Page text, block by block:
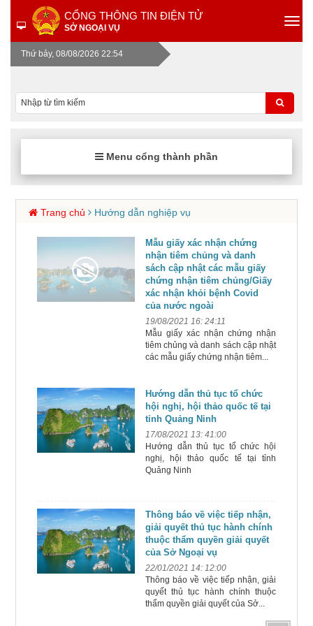
CỔNG THÔNG TIN ĐIỆN TỬ
SỞ NGOẠI VỤ
Thứ bảy, 08/08/2026 22:55
Menu cổng thành phần
Trang chủ Hướng dẫn nghiệp vụ
Mẫu giấy xác nhận chứng
nhận tiêm chủng và danh
sách cập nhật các mẫu giấy
chứng nhận tiêm chủng/Giấy
xác nhận khỏi bệnh Covid
của nước ngoài
19/08/2021 16: 24:11
Mẫu giấy xác nhận chứng nhận
tiêm chủng và danh sách cập nhật
các mẫu giấy chứng nhận tiêm...
Hướng dẫn thủ tục tổ chức
hội nghị, hội thảo quốc tế tại
tỉnh Quảng Ninh
17/08/2021 13: 41:00
Hướng dẫn thủ tục tổ chức hội
nghị, hội thảo quốc tế tại tỉnh
Quảng Ninh
Thông báo về việc tiếp nhận,
giải quyết thủ tục hành chính
thuộc thẩm quyền giải quyết
của Sở Ngoại vụ
22/01/2021 14: 12:00
Thông báo về việc tiếp nhận, giải
quyết thủ tục hành chính thuộc
thẩm quyền giải quyết của Sở...